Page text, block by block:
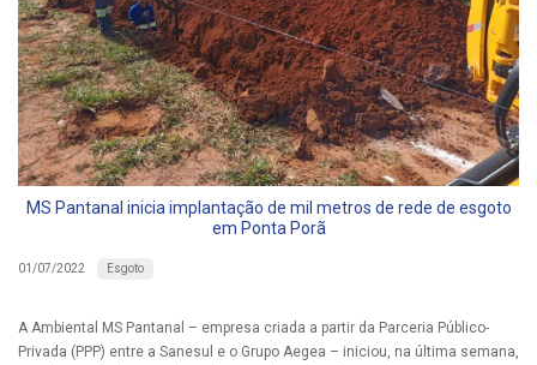
MS Pantanal inicia implantação de mil metros de rede de esgoto
em Ponta Porã
01/07/2022 Esgoto
A Ambiental MS Pantanal – empresa criada a partir da Parceria Público-
Privada (PPP) entre a Sanesul e o Grupo Aegea – iniciou, na última semana,